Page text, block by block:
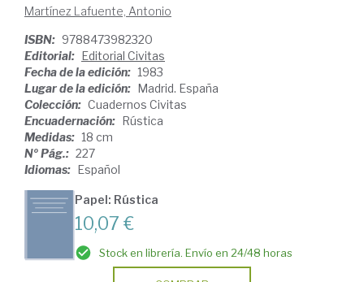
Martínez Lafuente, Antonio
ISBN: 9788473982320
Editorial: Editorial Civitas
Fecha de la edición: 1983
Lugar de la edición: Madrid. España
Colección: Cuadernos Civitas
Encuadernación: Rústica
Medidas: 18 cm
Nº Pág.: 227
Idiomas: Español
Papel: Rústica
10,07 €
Stock en librería. Envío en 24/48 horas